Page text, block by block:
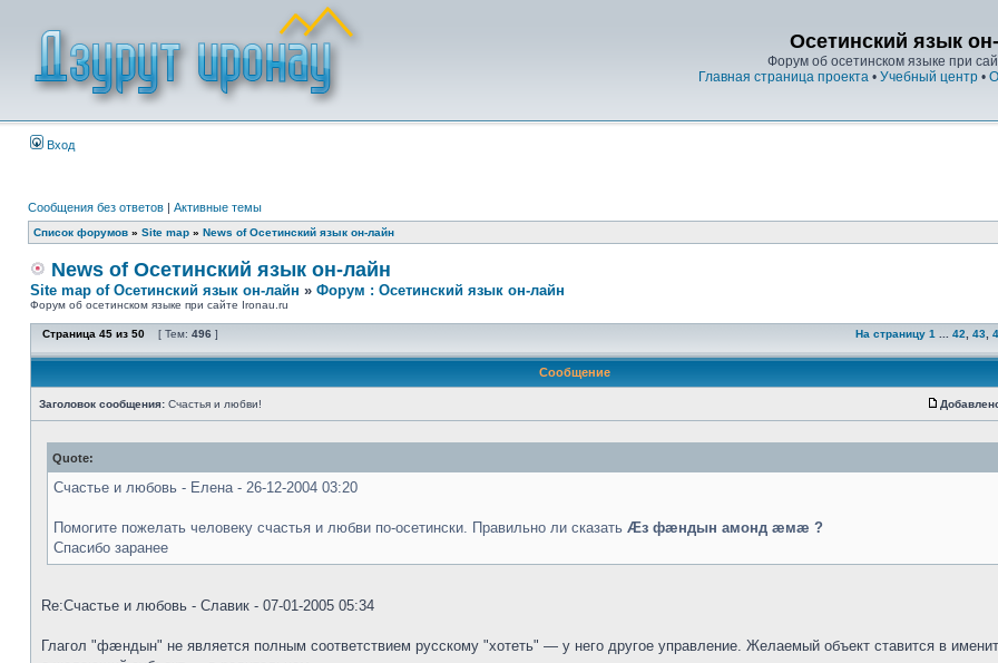
Осетинский язык
Форум об осетинском языке при
Главная страница проекта • Учебный центр •
Вход
Сообщения без ответов | Активные темы
Список форумов » Site map » News of Осетинский язык он-лайн
News of Осетинский язык он-лайн
Site map of Осетинский язык он-лайн » Форум : Осетинский язык он-лайн
Форум об осетинском языке при сайте Ironau.ru
Страница 45 из 50 [ Тем: 496 ] На страницу 1 42 43
Сообщение
Заголовок сообщения: Счастья и любви!
Quote:
Счастье и любовь - Елена - 26-12-2004 03:20
Помогите пожелать человеку счастья и любви по-осетински. Правильно ли сказать Æз фæндын амонд æмæ ?
Спасибо заранее
Re:Счастье и любовь - Славик - 07-01-2005 05:34
Глагол "фæндын" не является полным соответствием русскому "хотеть" — у него другое управление. Желаемый объект ставится в